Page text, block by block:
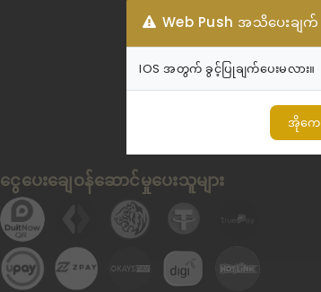
ငွေပေးချေဝန်ဆောင်မှုပေးသူများ
Web Push အသိပေးချက်
IOS အတွက် ခွင့်ပြုချက်ပေးမလား။
အိုကေ